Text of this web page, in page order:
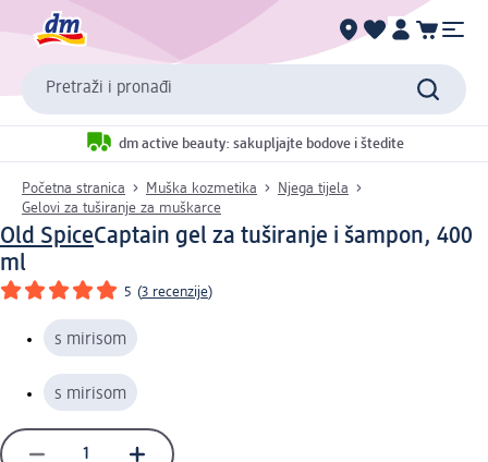
Pretraži i pronađi
dm active beauty: sakupljajte bodove i štedite
Početna stranica Muška kozmetika
Njega tijela
Gelovi za tuširanje za muškarce
Old SpiceCaptain gel za tuširanje i šampon, 400
ml
5 (3 recenzije)
s mirisom
s mirisom